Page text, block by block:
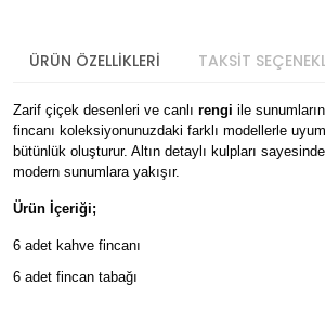
ÜRÜN ÖZELLİKLERİ TAKSİT
Zarif çiçek desenleri ve canlı rengi ile
fincanı koleksiyonunuzdaki farklı modellerle
bütünlük oluşturur. Altın detaylı kulpları
modern sunumlara yakışır.
Ürün İçeriği;
6 adet kahve fincanı
6 adet fincan tabağı